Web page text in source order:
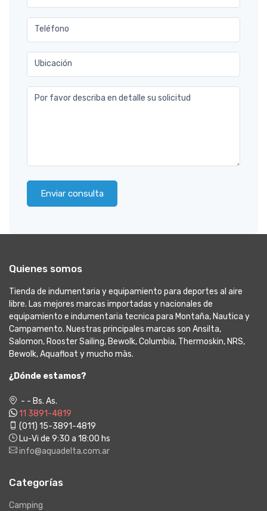
Teléfono
Ubicación
Por favor describa en detalle su solicitud
Enviar consulta
Quienes somos
Tienda de indumentaria y equipamiento para deportes al aire
libre. Las mejores marcas importadas y nacionales de
equipamiento e indumentaria tecnica para Montaña, Nautica y
Campamento. Nuestras principales marcas son Ansilta,
Salomon, Rooster Sailing, Bewolk, Columbia, Thermoskin, NRS,
Bewolk, Aquafloat y mucho màs.
¿Dónde estamos?
- - Bs. As.
11 3891-4819
(011) 15-3891-4819
Lu-Vi de 9:30 a 18:00 hs
info@aquadelta.com.ar
Categorías
Camping